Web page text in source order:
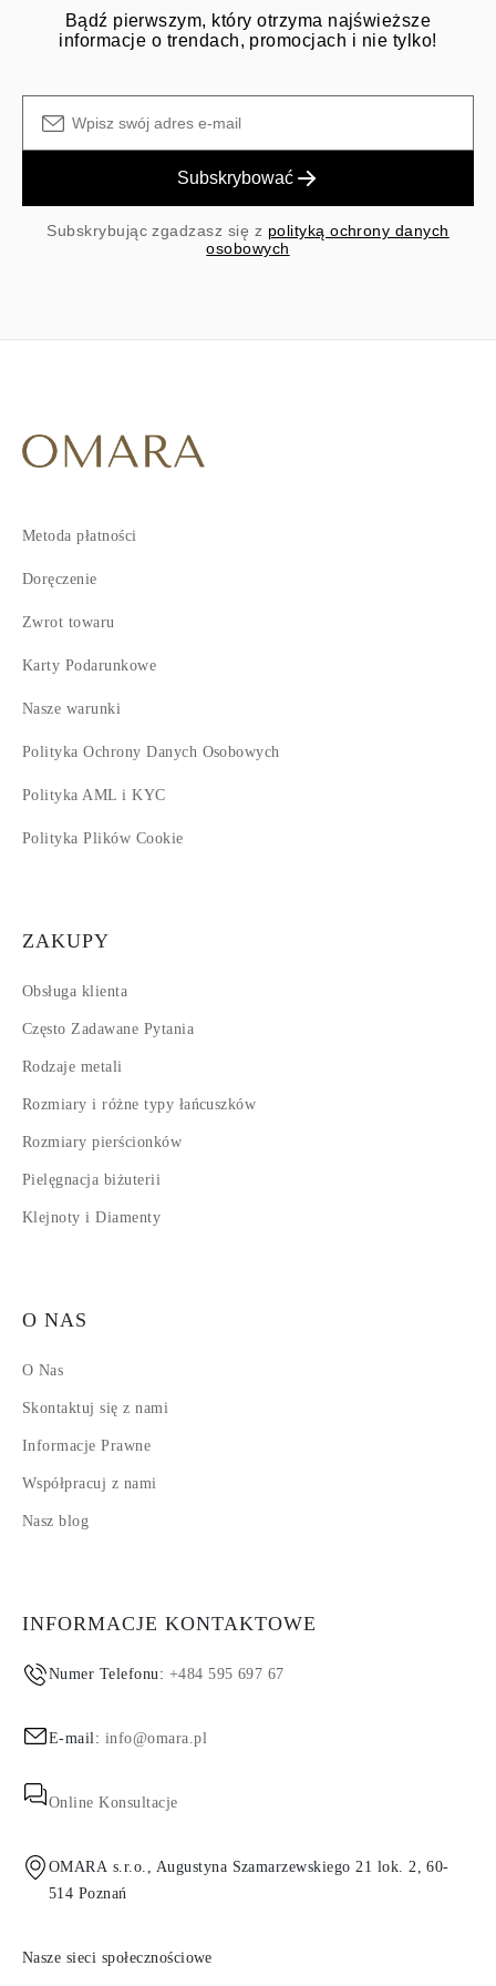
Bądź pierwszym, który otrzyma najświeższe
informacje o trendach, promocjach i nie tylko!
Subskrybować
Subskrybując zgadzasz się z polityką ochrony danych
osobowych
Metoda płatności
Doręczenie
Zwrot towaru
Karty Podarunkowe
Nasze warunki
Polityka Ochrony Danych Osobowych
Polityka AML i KYC
Polityka Plików Cookie
ZAKUPY
Obsługa klienta
Często Zadawane Pytania
Rodzaje metali
Rozmiary i różne typy łańcuszków
Rozmiary pierścionków
Pielęgnacja biżuterii
Klejnoty i Diamenty
O NAS
O Nas
Skontaktuj się z nami
Informacje Prawne
Współpracuj z nami
Nasz blog
INFORMACJE KONTAKTOWE
Numer Telefonu: +484 595 697 67
E-mail: info@omara.pl
Online Konsultacje
OMARA s.r.o., Augustyna Szamarzewskiego 21 lok. 2, 60-
514 Poznań
Nasze sieci społecznościowe